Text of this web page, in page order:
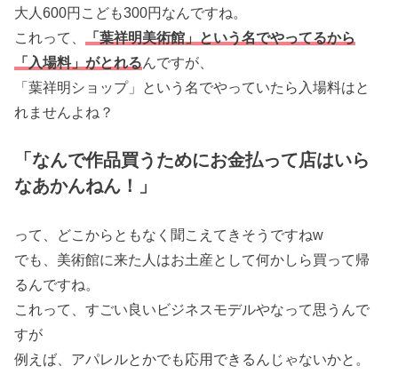
大人600円こども300円なんですね。
これって、
「葉祥明美術館」という名でやってるから
「入場料」がとれるんですが、
「葉祥明ショップ」という名でやっていたら入場料はと
れませんよね？
「なんで作品買うためにお金払って店はいら
なあかんねん！」
って、どこからともなく聞こえてきそうですねw
でも、美術館に来た人はお土産として何かしら買って帰
るんですね。
これって、すごい良いビジネスモデルやなって思うんで
すが
例えば、アパレルとかでも応用できるんじゃないかと。